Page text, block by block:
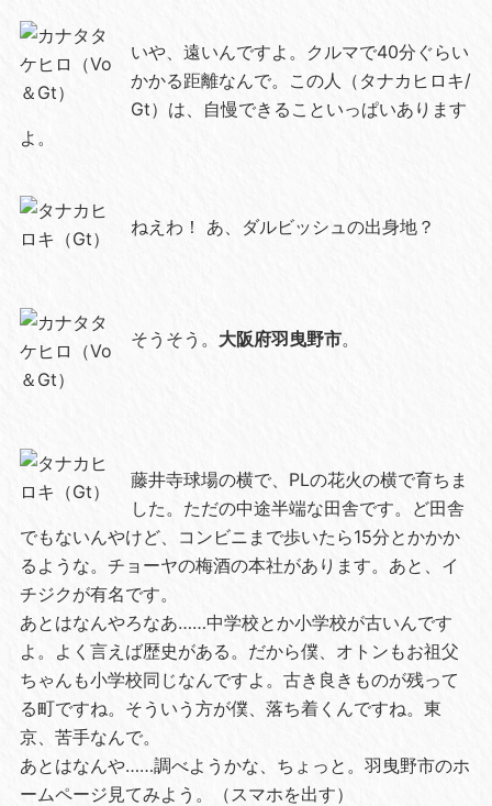
いや、遠いんですよ。クルマで40分ぐらい
かかる距離なんで。この人（タナカヒロキ/
Gt）は、自慢できることいっぱいあります
よ。
ねえわ！ あ、ダルビッシュの出身地？
そうそう。 大阪府羽曳野市。
藤井寺球場の横で、PLの花火の横で育ちま
した。ただの中途半端な田舎です。ど田舎
でもないんやけど、コンビニまで歩いたら15分とかかか
るような。チョーヤの梅酒の本社があります。あと、イ
チジクが有名です。
あとはなんやろなあ……中学校とか小学校が古いんです
よ。よく言えば歴史がある。だから僕、オトンもお祖父
ちゃんも小学校同じなんですよ。古き良きものが残って
る町ですね。そういう方が僕、落ち着くんですね。東
京、苦手なんで。
あとはなんや……調べようかな、ちょっと。羽曳野市のホ
ームページ見てみよう。（スマホを出す）